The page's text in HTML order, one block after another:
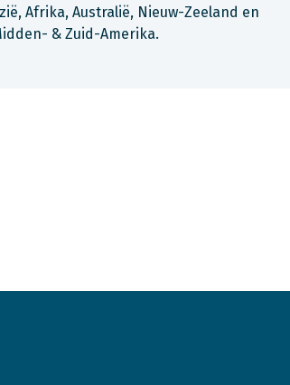
Afrika, Australië, Nieuw-Zeeland en
& Zuid-Amerika.